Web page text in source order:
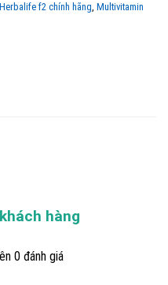
f2 chính hãng, Multivitamin
hàng
0 đánh giá